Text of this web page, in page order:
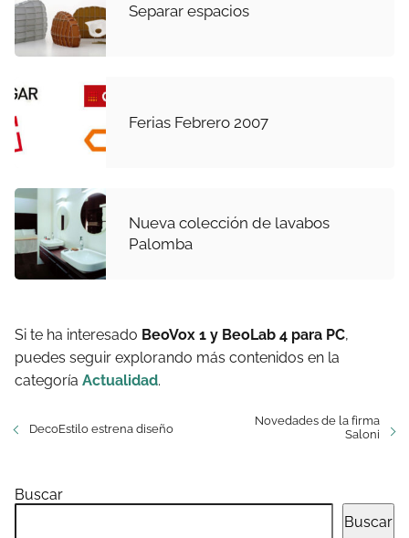
Separar espacios
Ferias Febrero 2007
Nueva colección de lavabos
Palomba
Si te ha interesado BeoVox 1 y BeoLab 4 para PC,
puedes seguir explorando más contenidos en la
categoría Actualidad.
DecoEstilo estrena diseño
Novedades de la firma
Saloni
Buscar
Buscar